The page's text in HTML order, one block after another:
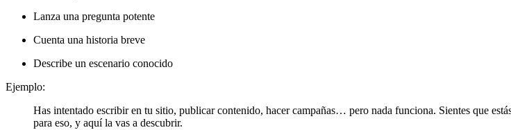
Lanza una pregunta potente
Cuenta una historia breve
Describe un escenario conocido
Ejemplo:
Has intentado escribir en tu sitio, publicar contenido, hacer campañas… pero nada funciona. Sientes que
para eso, y aquí la vas a descubrir.